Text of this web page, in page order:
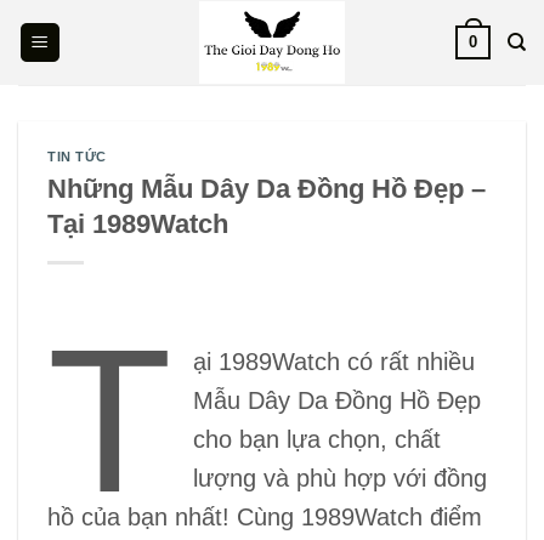
0
TIN TỨC
Những Mẫu Dây Da Đồng Hồ Đẹp –
Tại 1989Watch
T
ại 1989Watch có rất nhiều
Mẫu Dây Da Đồng Hồ Đẹp
cho bạn lựa chọn, chất
lượng và phù hợp với đồng
hồ của bạn nhất! Cùng 1989Watch điểm